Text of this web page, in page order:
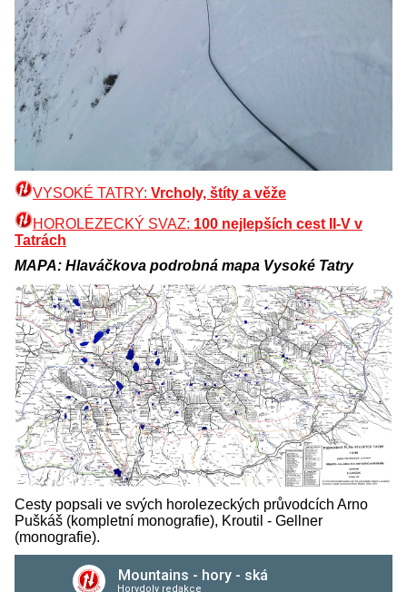
VYSOKÉ TATRY: Vrcholy, štíty a věže
HOROLEZECKÝ SVAZ: 100 nejlepších cest II-V v
Tatrách
MAPA: Hlaváčkova podrobná mapa Vysoké Tatry
Cesty popsali ve svých horolezeckých průvodcích Arno
Puškáš (kompletní monografie), Kroutil - Gellner
(monografie).